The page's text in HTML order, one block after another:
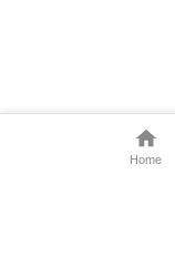
Home